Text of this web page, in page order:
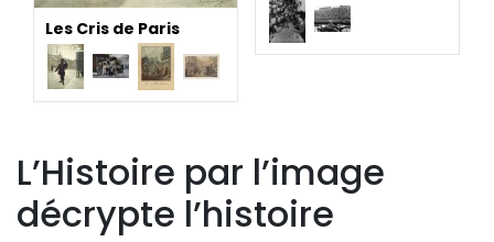
Les Cris de Paris
L’Histoire par l’image
décrypte l’histoire